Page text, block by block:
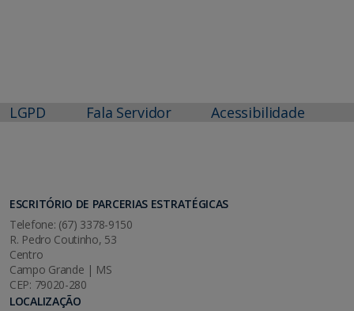
LGPD Fala Servidor Acessibilidade
ESCRITÓRIO DE PARCERIAS ESTRATÉGICAS
Telefone: (67) 3378-9150
R. Pedro Coutinho, 53
Centro
Campo Grande | MS
CEP: 79020-280
LOCALIZAÇÃO